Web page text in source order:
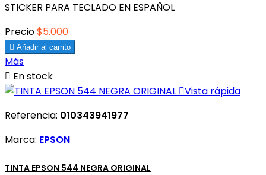
STICKER PARA TECLADO EN ESPAÑOL
Precio$5.000
 Añadir al carrito
Más
 En stock
Vista rápida
Referencia: 010343941977
Marca: EPSON
TINTA EPSON 544 NEGRA ORIGINAL